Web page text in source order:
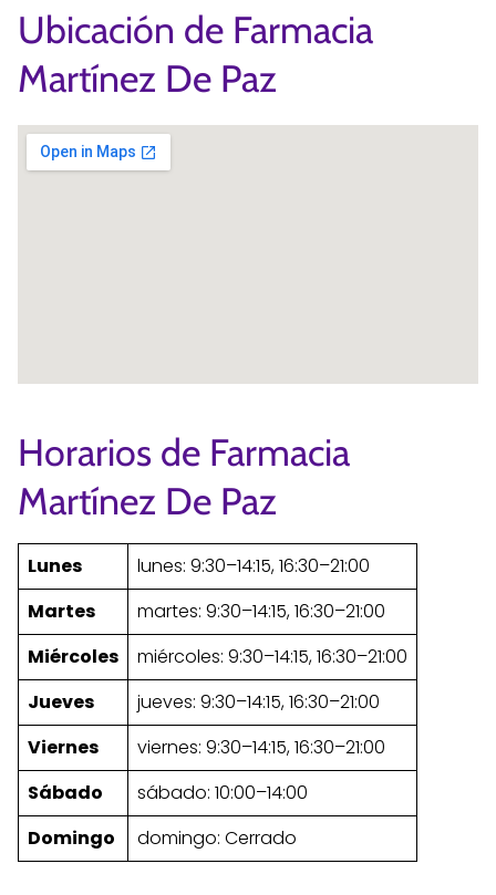
Ubicación de Farmacia
Martínez De Paz
Horarios de Farmacia
Martínez De Paz
Lunes
lunes: 9:30–14:15, 16:30–21:00
Martes
martes: 9:30–14:15, 16:30–21:00
Miércoles
miércoles: 9:30–14:15, 16:30–21:00
Jueves
jueves: 9:30–14:15, 16:30–21:00
Viernes
viernes: 9:30–14:15, 16:30–21:00
Sábado
sábado: 10:00–14:00
Domingo
domingo: Cerrado